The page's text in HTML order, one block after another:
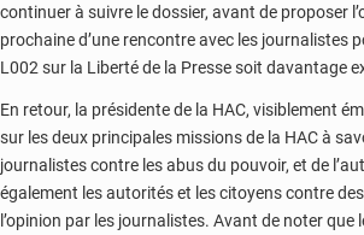
continuer à suivre le dossier, avant de proposer
prochaine d’une rencontre avec les journalistes
L002 sur la Liberté de la Presse soit davantage
En retour, la présidente de la HAC, visiblement
sur les deux principales missions de la HAC à
journalistes contre les abus du pouvoir, et de
également les autorités et les citoyens contre
l’opinion par les journalistes. Avant de noter